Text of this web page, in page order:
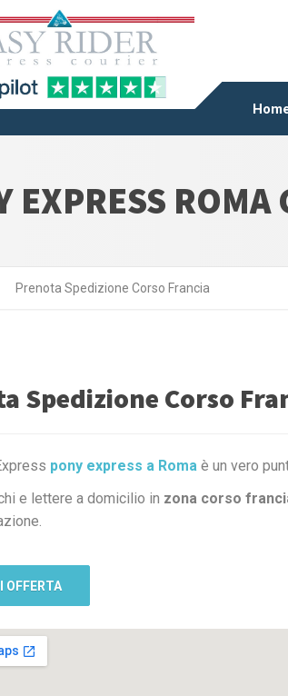
EXPRESS ROMA
Prenota Spedizione Corso Francia
Spedizione Corso
pony express a Roma è un vero
e lettere a domicilio in zona corso
OFFERTA